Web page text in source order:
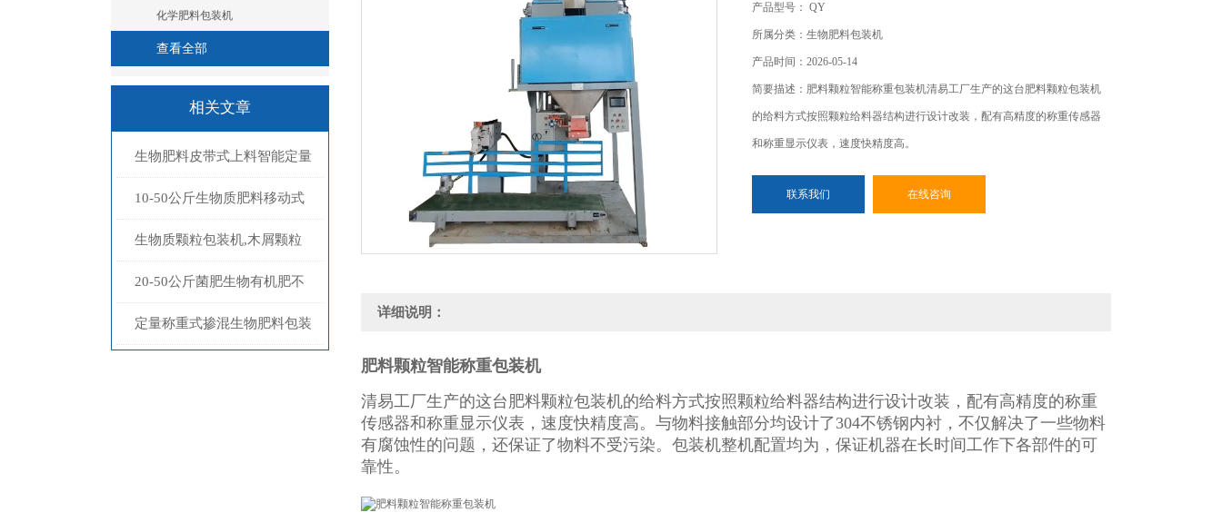
化学肥料包装机
查看全部
相关文章
生物肥料皮带式上料智能定量
包装机15-50kg
10-50公斤生物质肥料移动式
称重包装机定制
生物质颗粒包装机,木屑颗粒
自动称重打包机厂家
20-50公斤菌肥生物有机肥不
锈钢皮带式上料自动称重包装
定量称重式掺混生物肥料包装
产品型号： QY
所属分类：生物肥料包装机
产品时间：2026-05-14
简要描述：肥料颗粒智能称重包装机清易工厂生产的这台肥料颗粒包装机
的给料方式按照颗粒给料器结构进行设计改装，配有高精度的称重传感器
和称重显示仪表，速度快精度高。
联系我们 在线咨询
详细说明：
肥料颗粒智能称重包装机
清易工厂生产的这台肥料颗粒包装机的给料方式按照颗粒给料器结构进行设计改装，配有高精度的称重
传感器和称重显示仪表，速度快精度高。与物料接触部分均设计了304不锈钢内衬，不仅解决了一些物料
有腐蚀性的问题，还保证了物料不受污染。包装机整机配置均为，保证机器在长时间工作下各部件的可
靠性。